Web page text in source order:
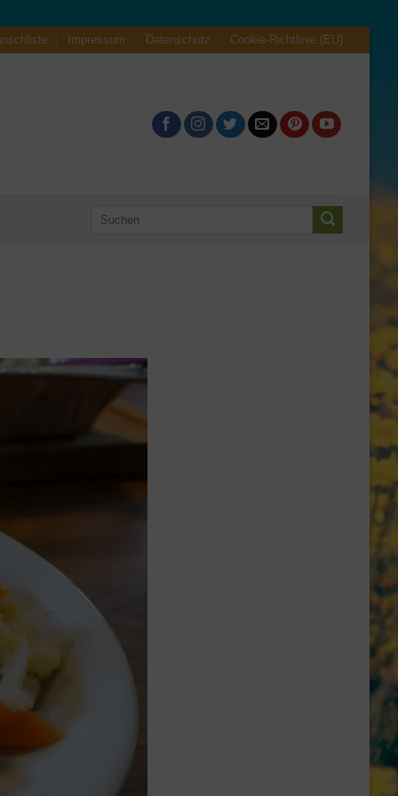
Impressum Datenschutz Cookie-Richtlinie (EU)
Suche